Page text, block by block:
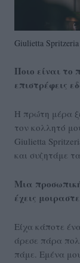
Giulietta Spritzeria
Ποιο είναι
επιστρέφεις
Η πρώτη μέρα
τον κολλητό
Giulietta
και συζητάμε
Μια
έχεις
Είχα κάποτε
άρεσε πάρα
πάμε. Εμένα